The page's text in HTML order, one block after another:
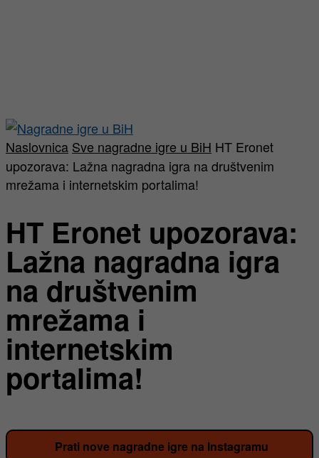
Naslovnica Sve nagradne igre u BiH HT Eronet
upozorava: Lažna nagradna igra na društvenim
mrežama i internetskim portalima!
HT Eronet upozorava:
Lažna nagradna igra
na društvenim
mrežama i
internetskim
portalima!
Prati nove nagradne igre na Instagramu